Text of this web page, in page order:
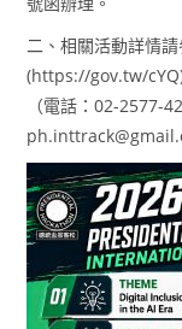
二、相關活動詳情
(https://gov.tw/
（電話：02-2577-